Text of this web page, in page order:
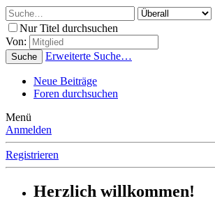
Nur Titel durchsuchen
Von:
Suche Erweiterte Suche…
Neue Beiträge
Foren durchsuchen
Menü
Anmelden
Registrieren
Herzlich willkommen!